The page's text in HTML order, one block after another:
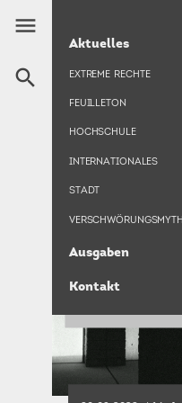
zummenu
Aktuelles
EXTREME RECHTE
FEUILLETON
HOCHSCHULE
INTERNATIONALES
STADT
Ausgaben
Kontakt
search
BRUNO